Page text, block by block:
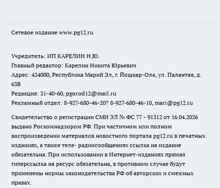
Сетевое издание www.pg12.ru
Учредитель: ИП КАРЕЛИН Н.Ю.
Главный редактор: Карелин Никита Юрьевич
Адрес: 424000, Республика Марий Эл, г. Йошкар-Ола, ул. Палантая, д.
63В
Редакция: 31-40-60, pgorod12@mail.ru
Рекламный отдел: 8-927-680-46-20? 8-927-680-46-10, mari@pg12.ru
Свидетельство о регистрации СМИ ЭЛ № ФС 77 - 91312 от 16.04.2026
выдано Роскомнадзором РФ. При частичном или полном
воспроизведении материалов новостного портала pg12.ru в печатных
изданиях, а также теле- радиосообщениях ссылка на издание
обязательна. При использовании в Интернет-изданиях прямая
гиперссылка на ресурс обязательна, в противном случае будут
применены нормы законодательства РФ об авторских и смежных
правах.